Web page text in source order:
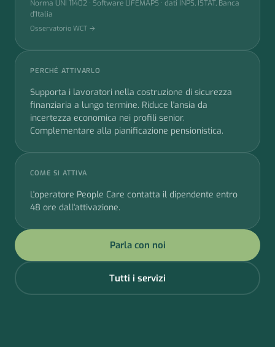
Norma UNI 11402 · Software LIFEMAPS · dati INPS, ISTAT, Banca
d'Italia
Osservatorio WCT →
PERCHÉ ATTIVARLO
Supporta i lavoratori nella costruzione di sicurezza
finanziaria a lungo termine. Riduce l'ansia da
incertezza economica nei profili senior.
Complementare alla pianificazione pensionistica.
COME SI ATTIVA
L'operatore People Care contatta il dipendente entro
48 ore dall'attivazione.
Parla con noi
Tutti i servizi